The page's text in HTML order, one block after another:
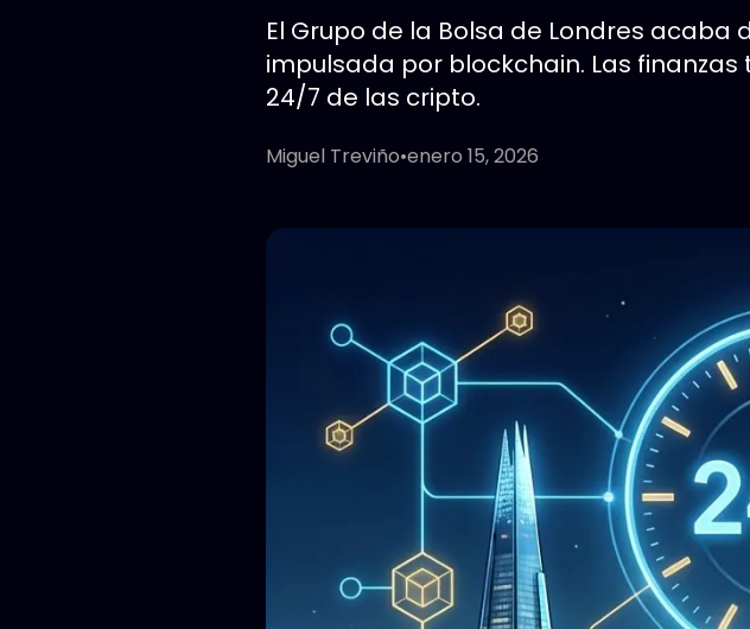
El Grupo de la Bolsa de Londres
impulsada por blockchain. Las
24/7 de las cripto.
Miguel Treviño•enero 15, 2026